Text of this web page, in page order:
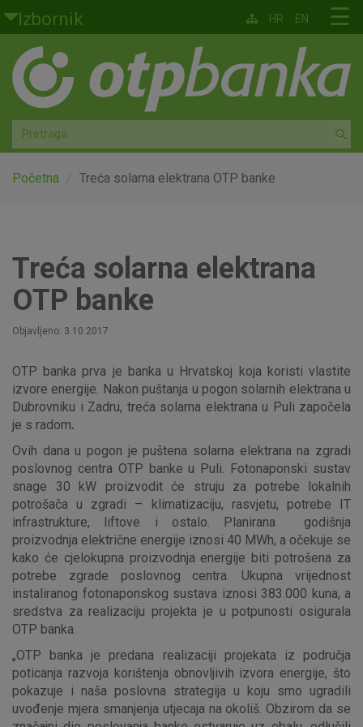
Skoči na glavni sadržaj
Izbornik
Građani
Privatno bankarstvo
Agro
Mala poduzeća i obrtnici
Globalna tržišta
Faktoring
O nama
☰
HR EN
Početna Treća solarna elektrana OTP banke
Treća solarna elektrana
OTP banke
Objavljeno: 3.10.2017
OTP banka prva je banka u Hrvatskoj koja koristi vlastite
izvore energije. Nakon puštanja u pogon solarnih elektrana u
Dubrovniku i Zadru, treća solarna elektrana u Puli započela
je s radom.
Ovih dana u pogon je puštena solarna elektrana na zgradi
poslovnog centra OTP banke u Puli. Fotonaponski sustav
snage 30 kW proizvodit će struju za potrebe lokalnih
potrošača u zgradi – klimatizaciju, rasvjetu, potrebe IT
infrastrukture, liftove i ostalo. Planirana godišnja
proizvodnja električne energije iznosi 40 MWh, a očekuje se
kako će cjelokupna proizvodnja energije biti potrošena za
potrebe zgrade poslovnog centra. Ukupna vrijednost
instaliranog fotonaponskog sustava iznosi 383.000 kuna, a
sredstva za realizaciju projekta je u potpunosti osigurala
OTP banka.
„OTP banka je predana realizaciji projekata iz područja
poticanja razvoja korištenja obnovljivih izvora energije, što
pokazuje i naša poslovna strategija u koju smo ugradili
uvođenje mjera smanjenja utjecaja na okoliš. Obzirom da se